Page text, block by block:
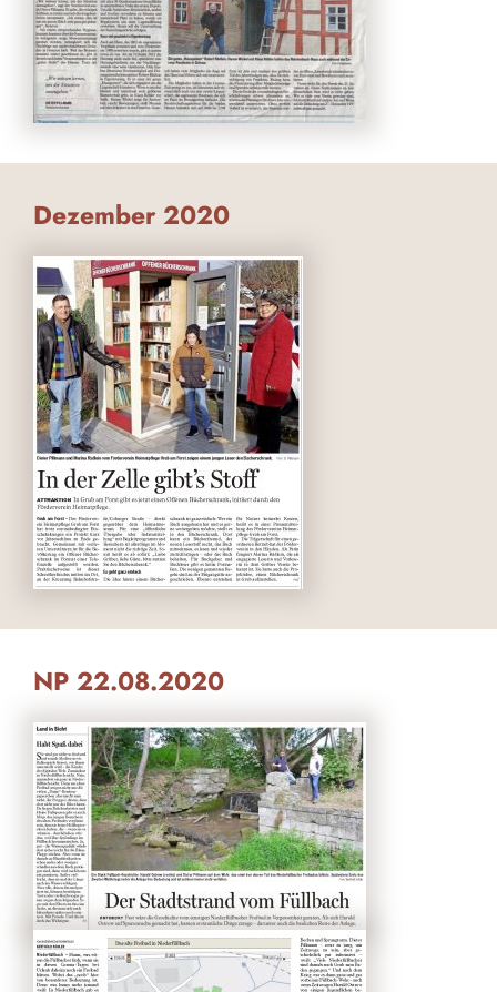
Dezember 2020
NP 22.08.2020